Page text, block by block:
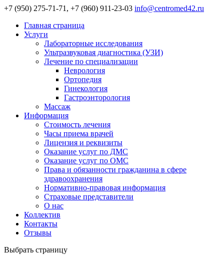
+7 (950) 275-71-71, +7 (960) 911-23-03 info@centromed42.ru
Главная страница
Услуги
Лабораторные исследования
Ультразвуковая диагностика (УЗИ)
Лечение по специализации
Неврология
Ортопедия
Гинекология
Гастроэнторология
Массаж
Информация
Стоимость лечения
Часы приема врачей
Лицензия и реквизиты
Оказание услуг по ДМС
Оказание услуг по ОМС
Права и обязанности гражданина в сфере
здравоохранения
Нормативно-правовая информация
Страховые представители
О нас
Коллектив
Контакты
Отзывы
Выбрать страницу